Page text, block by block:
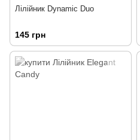
Лілійник Dynamic Duo
145 грн